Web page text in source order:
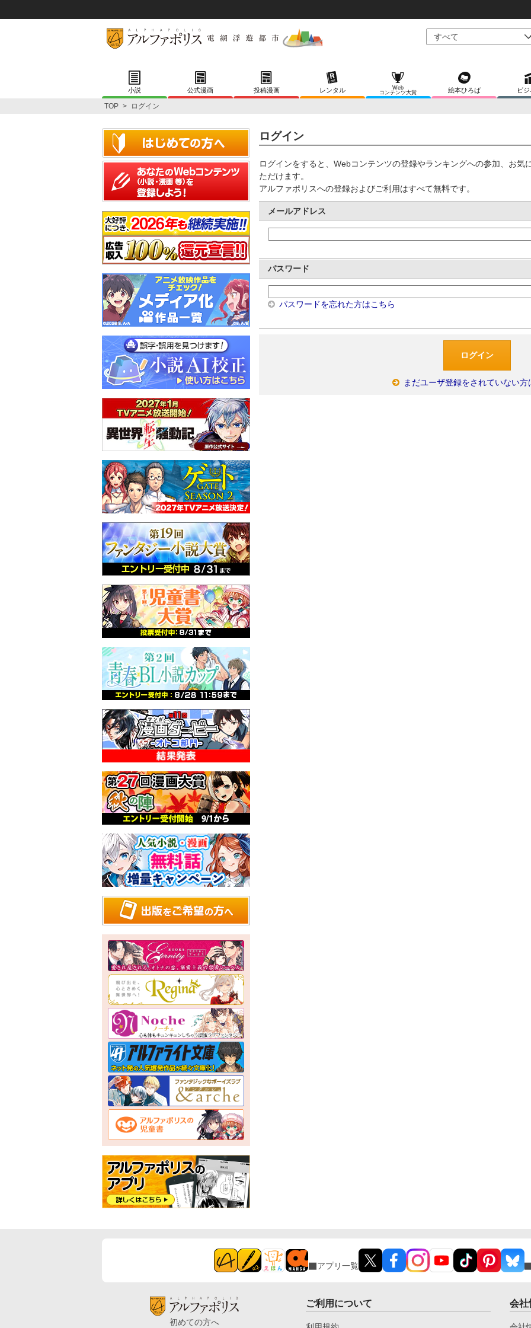
小説 公式漫画 投稿漫画 レンタル
Web
コンテンツ大賞
絵本ひろば ビ
TOP > ログイン
ログイン
ログインをすると、Webコンテンツの登録やランキングへの参加、お気
ただけます。
アルファポリスへの登録およびご利用はすべて無料です。
メールアドレス
パスワード
パスワードを忘れた方はこちら
まだユーザ登録をされていない方
アプリ一覧
初めての方へ
ご利用について 会社